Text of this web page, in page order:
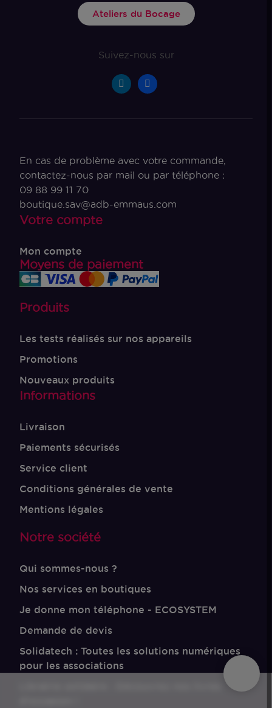
Ateliers du Bocage
Suivez-nous sur
En cas de problème avec votre commande,
contactez-nous par mail ou par téléphone :
09 88 99 11 70
boutique.sav@adb-emmaus.com
Votre compte
Mon compte
Moyens de paiement
Produits
Les tests réalisés sur nos appareils
Promotions
Nouveaux produits
Informations
Livraison
Paiements sécurisés
Service client
Conditions générales de vente
Mentions légales
Notre société
Qui sommes-nous ?
Nos services en boutiques
Je donne mon téléphone - ECOSYSTEM
Demande de devis
Solidatech : Toutes les solutions numériques
pour les associations